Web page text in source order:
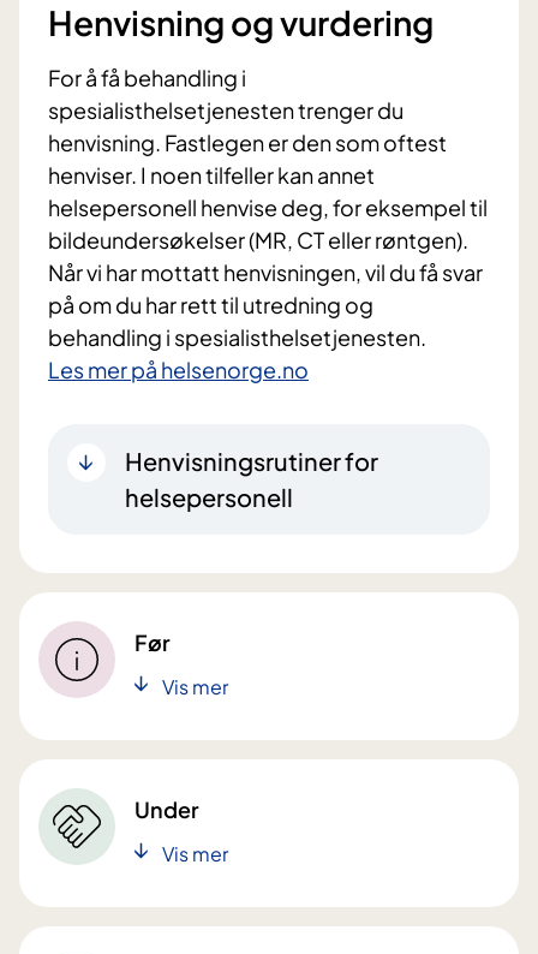
Henvisning og vurdering
For å få behandling i
spesialisthelsetjenesten trenger du
henvisning. Fastlegen er den som oftest
henviser. I noen tilfeller kan annet
helsepersonell henvise deg, for eksempel til
bildeundersøkelser (MR, CT eller røntgen).
Når vi har mottatt henvisningen, vil du få svar
på om du har rett til utredning og
behandling i spesialisthelsetjenesten.
Les mer på helsenorge.no
Henvisningsrutiner for
helsepersonell
Før
Vis mer
Under
Vis mer